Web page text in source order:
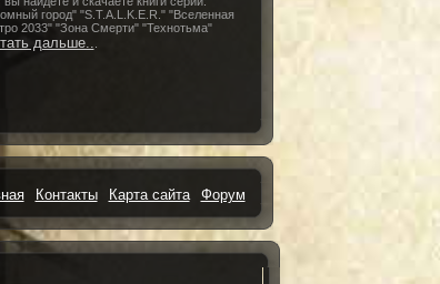
город" "S.T.A.L.K.E.R." "Вселенная
2033" "Зона Cмерти" "Технотьма"
дальше..
Контакты Карта сайта Форум